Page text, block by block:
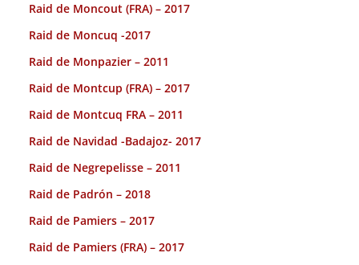
Raid de Moncout (FRA) – 2017
Raid de Moncuq -2017
Raid de Monpazier – 2011
Raid de Montcup (FRA) – 2017
Raid de Montcuq FRA – 2011
Raid de Navidad -Badajoz- 2017
Raid de Negrepelisse – 2011
Raid de Padrón – 2018
Raid de Pamiers – 2017
Raid de Pamiers (FRA) – 2017